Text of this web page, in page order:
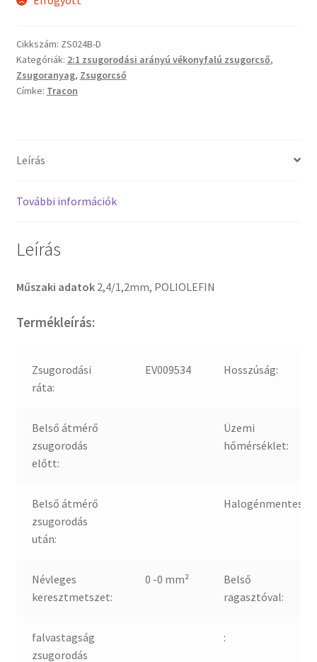
Cikkszám: ZS024B-D
Kategóriák: 2:1 zsugorodási arányú vékonyfalú zsugorcső,
Zsugoranyag, Zsugorcső
Címke: Tracon
Leírás
További információk
Leírás
Műszaki adatok 2,4/1,2mm, POLIOLEFIN
Termékleírás:
Zsugorodási
ráta:
EV009534 Hosszúság:
Belső átmérő
zsugorodás
előtt:
Üzemi
hőmérséklet:
Belső átmérő
zsugorodás
után:
Halogénmentes:
Névleges
keresztmetszet:
0 -0 mm²
Belső
ragasztóval:
falvastagság
zsugorodás
: